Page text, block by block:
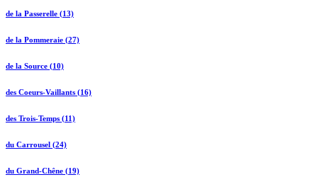
de la Passerelle (13)
de la Pommeraie (27)
de la Source (10)
des Coeurs-Vaillants (16)
des Trois-Temps (11)
du Carrousel (24)
du Grand-Chêne (19)